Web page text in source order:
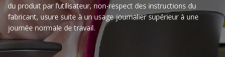
du produit par l’utilisateur, non-respect des instructions du
fabricant, usure suite à un usage journalier supérieur à une
journée normale de travail.